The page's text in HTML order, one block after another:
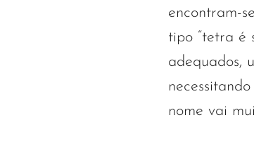
encontram-
tipo “tetra é
adequados,
nome vai